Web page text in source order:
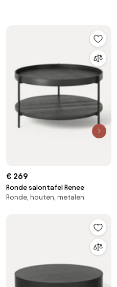
€ 269
Ronde salontafel Renee
Ronde, houten, metalen